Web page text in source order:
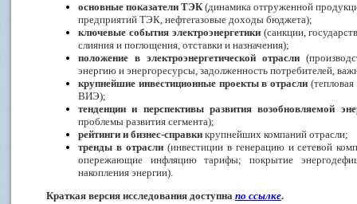
основные показатели ТЭК(динамика отгруженной
предприятий ТЭК, нефтегазовые доходы бюджета);
ключевые события электроэнергетики(санкции,
слияния и поглощения, отставки и назначения);
положение в электроэнергетической отрасли
энергию и энергоресурсы, задолженность потребителей,
крупнейшие инвестиционные проекты в отрасли
ВИЭ);
тенденции и перспективы развития возобновляемой
проблемы развития сегмента);
рейтинги и бизнес-справки крупнейших компаний отрасли;
тренды в отрасли(инвестиции в генерацию и сетевой
опережающие инфляцию тарифы; покрытие
накопления энергии).
Краткая версия исследования доступна по ссылке.